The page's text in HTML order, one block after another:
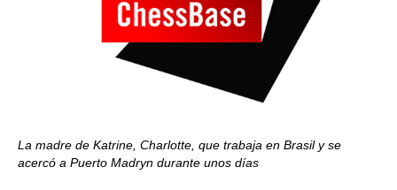
La madre de Katrine, Charlotte, que trabaja en Brasil y se
acercó a Puerto Madryn durante unos días